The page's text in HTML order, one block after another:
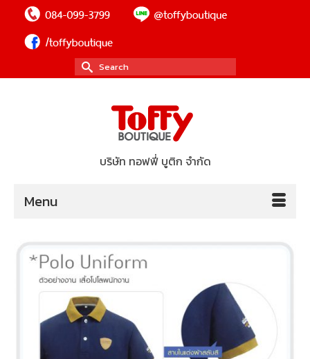
Search
for:
บริษัท ทอฟฟี่ บูติก จำกัด
Menu